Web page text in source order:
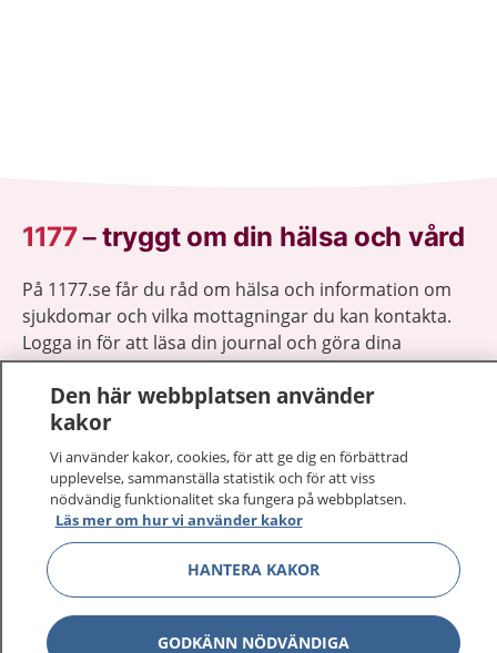
1177–tryggt om din hälsa och vård
På 1177.se får du råd om hälsa och information om
sjukdomar och vilka mottagningar du kan kontakta.
Logga in för att läsa din journal och göra dina
vårdärenden. Ring telefonnummer 1177 för
sjukvårdsrådgivning dygnet runt.
1177 ger dig råd när du vill må bättre.
1177 på flera språk Visa
Om 1177 Visa
Den här webbplatsen använder
kakor
Vi använder kakor, cookies, för att ge dig en förbättrad
upplevelse, sammanställa statistik och för att viss
nödvändig funktionalitet ska fungera på webbplatsen.
Läs mer om hur vi använder kakor
HANTERA KAKOR
GODKÄNN NÖDVÄNDIGA